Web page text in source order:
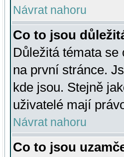
Návrat nahoru
Co to jsou
Důležitá témata
na první stránce.
kde jsou. Stejně
uživatelé mají
Návrat nahoru
Co to jsou